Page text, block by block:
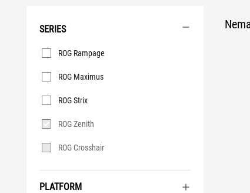
SERIES
Series
ROG Rampage
ROG Zenith
ROG Maximus
ROG Crosshair
ROG Strix
PLATFORM